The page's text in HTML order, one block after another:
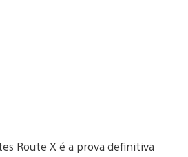
Route X é a prova definitiva